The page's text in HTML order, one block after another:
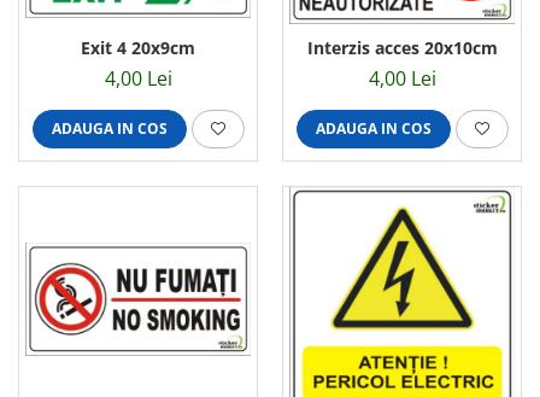
Exit 4 20x9cm
4,00 Lei
ADAUGA IN COS
Interzis acces 20x10cm
4,00 Lei
ADAUGA IN COS